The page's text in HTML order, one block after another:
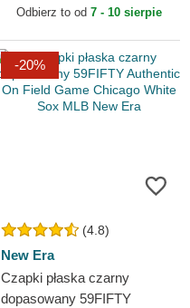
EraOdbierz to od 7 - 10 sierpie
-20%
(4.8)
New Era
Czapki płaska czarny
dopasowany 59FIFTY